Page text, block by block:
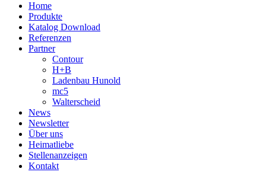
Home
Produkte
Katalog Download
Referenzen
Partner
Contour
H+B
Ladenbau Hunold
mc5
Walterscheid
News
Newsletter
Über uns
Heimatliebe
Stellenanzeigen
Kontakt